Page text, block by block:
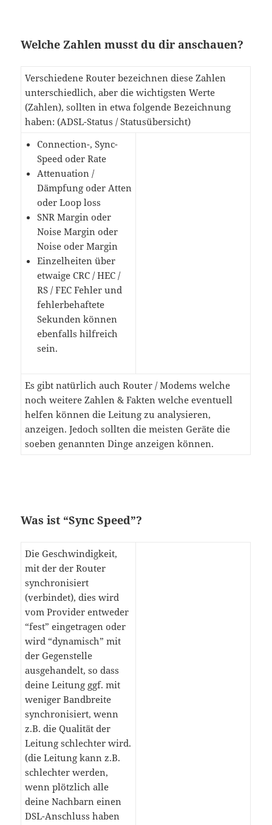
Welche Zahlen musst du dir anschauen?
Verschiedene Router bezeichnen diese Zahlen
unterschiedlich, aber die wichtigsten Werte
(Zahlen), sollten in etwa folgende Bezeichnung
haben: (ADSL-Status / Statusübersicht)
Connection-, Sync-
Speed oder Rate
Attenuation /
Dämpfung oder Atten
oder Loop loss
SNR Margin oder
Noise Margin oder
Noise oder Margin
Einzelheiten über
etwaige CRC / HEC /
RS / FEC Fehler und
fehlerbehaftete
Sekunden können
ebenfalls hilfreich
sein.
Es gibt natürlich auch Router / Modems welche
noch weitere Zahlen & Fakten welche eventuell
helfen können die Leitung zu analysieren,
anzeigen. Jedoch sollten die meisten Geräte die
soeben genannten Dinge anzeigen können.
Was ist “Sync Speed”?
Die Geschwindigkeit,
mit der der Router
synchronisiert
(verbindet), dies wird
vom Provider entweder
“fest” eingetragen oder
wird “dynamisch” mit
der Gegenstelle
ausgehandelt, so dass
deine Leitung ggf. mit
weniger Bandbreite
synchronisiert, wenn
z.B. die Qualität der
Leitung schlechter wird.
(die Leitung kann z.B.
schlechter werden,
wenn plötzlich alle
deine Nachbarn einen
DSL-Anschluss haben